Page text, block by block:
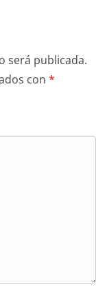
será publicada.
con *